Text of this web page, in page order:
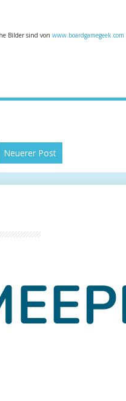
Bilder sind von www.boardgamegeek.com
Neuerer Post